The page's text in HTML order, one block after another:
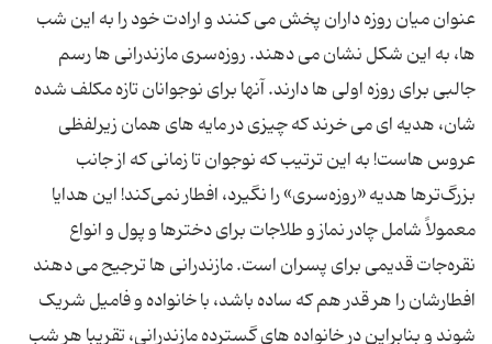
عنوان میان روزه داران پخش می کنند و ارادت خود را به این شب
ها، به این شکل نشان می دهند. روزه‌سری مازندرانی ها رسم
جالبی برای روزه اولی ها دارند. آنها برای نوجوانان تازه مکلف شده
شان، هدیه ای می خرند که چیزی در مایه های همان زیرلفظی
عروس هاست! به این ترتیب که نوجوان تا زمانی که از جانب
بزرگ‌ترها هدیه «روزه‌سری» را نگیرد، افطار نمی‌كند! این هدایا
معمولاً شامل چادر نماز و طلاجات برای دخترها و پول و انواع
نقره‌جات قدیمی برای پسران است. مازندرانی ها ترجیح می دهند
افطارشان را هر قدر هم که ساده باشد، با خانواده و فامیل شریک
شوند و بنابراین در خانواده های گسترده مازندرانی، تقریبا هر شب